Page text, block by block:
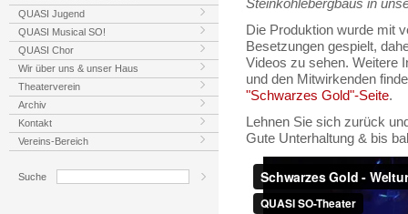
QUASI Jugend
QUASI Musical SO!
QUASI Chor
Wir über uns & unser Haus
Theaterverein
Archiv
Kontakt
Vereins-Bereich
Suche
Steinkohlebergbaus in
Die Produktion wurde mit
Besetzungen gespielt,
Videos zu sehen. Weitere
und den Mitwirkenden
"Schwarzes Gold"-Seite.
Lehnen Sie sich zurück
Gute Unterhaltung & bis